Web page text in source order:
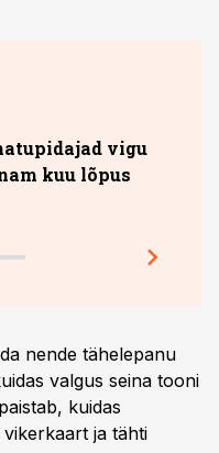
vigu
kuu lõpus
nende tähelepanu
valgus seina tooni
kuidas
ja tähti